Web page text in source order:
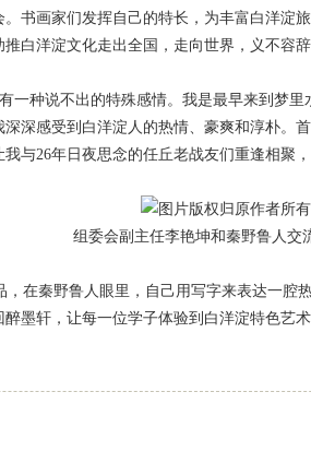
书画家们发挥自己的特长，为丰富白洋淀
白洋淀文化走出全国，走向世界，义不容
一种说不出的特殊感情。我是最早来到梦
深感受到白洋淀人的热情、豪爽和淳朴。
与26年日夜思念的任丘老战友们重逢相聚
组委会副主任李艳坤和秦野鲁人交
在秦野鲁人眼里，自己用写字来表达一腔
墨轩，让每一位学子体验到白洋淀特色艺